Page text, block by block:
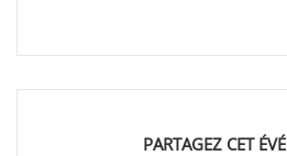
PARTAGEZ CET